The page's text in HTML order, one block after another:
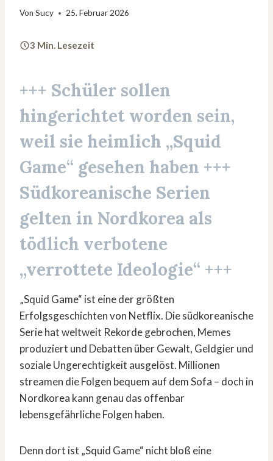
Von Sucy 25. Februar 2026
3 Min. Lesezeit
+++ Schüler sollen
hingerichtet worden sein,
weil sie heimlich „Squid
Game“ gesehen haben +++
Südkoreanische Serien
gelten in Nordkorea als
tödlich verbotene
„verrottete Ideologie“ +++
„Squid Game“ ist eine der größten
Erfolgsgeschichten von Netflix. Die südkoreanische
Serie hat weltweit Rekorde gebrochen, Memes
produziert und Debatten über Gewalt, Geldgier und
soziale Ungerechtigkeit ausgelöst. Millionen
streamen die Folgen bequem auf dem Sofa – doch in
Nordkorea kann genau das offenbar
lebensgefährliche Folgen haben.
Denn dort ist „Squid Game“ nicht bloß eine